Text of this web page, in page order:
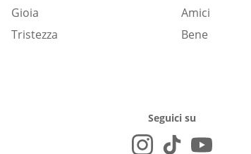
Gioia
Tristezza
Amici
Bene
Seguici su